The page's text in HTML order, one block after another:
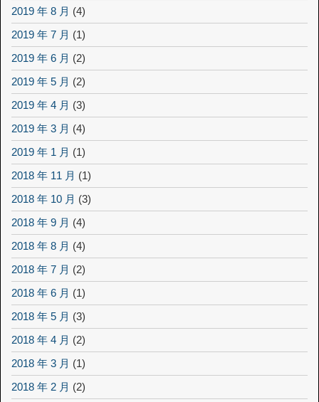
2019 年 8 月 (4)
2019 年 7 月 (1)
2019 年 6 月 (2)
2019 年 5 月 (2)
2019 年 4 月 (3)
2019 年 3 月 (4)
2019 年 1 月 (1)
2018 年 11 月 (1)
2018 年 10 月 (3)
2018 年 9 月 (4)
2018 年 8 月 (4)
2018 年 7 月 (2)
2018 年 6 月 (1)
2018 年 5 月 (3)
2018 年 4 月 (2)
2018 年 3 月 (1)
2018 年 2 月 (2)